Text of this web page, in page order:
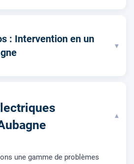
: Intervention en un
▾
▾
une gamme de problèmes